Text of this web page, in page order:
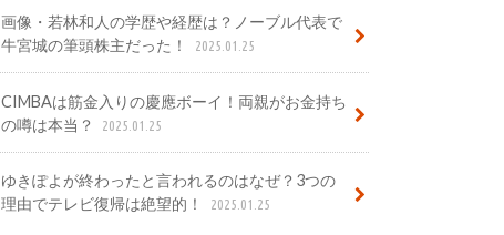
画像・若林和人の学歴や経歴は？ノーブル代表で
牛宮城の筆頭株主だった！
2025.01.25
CIMBAは筋金入りの慶應ボーイ！両親がお金持ち
の噂は本当？
2025.01.25
ゆきぽよが終わったと言われるのはなぜ？3つの
理由でテレビ復帰は絶望的！
2025.01.25